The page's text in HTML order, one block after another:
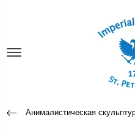
Анималистическая